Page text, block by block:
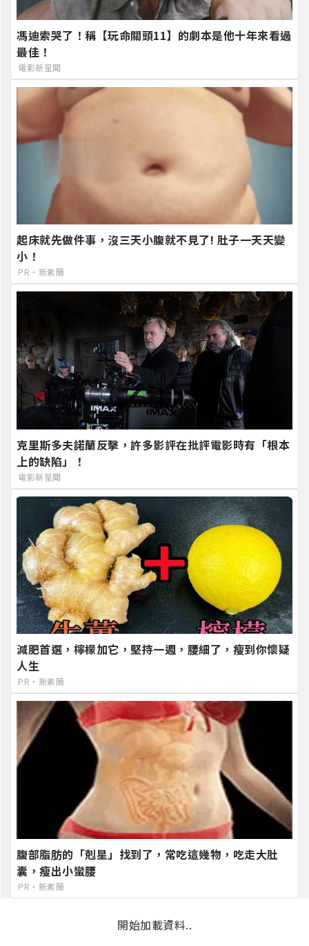
馮迪索哭了！稱【玩命關頭11】的劇本是他十年來看過
最佳！
電影新星聞
起床就先做件事，沒三天小腹就不見了! 肚子一天天變
小！
PR・新素簡
克里斯多夫諾蘭反擊，許多影評在批評電影時有「根本
上的缺陷」！
電影新星聞
減肥首選，檸檬加它，堅持一週，腰細了，瘦到你懷疑
人生
PR・新素簡
腹部脂肪的「剋星」找到了，常吃這幾物，吃走大肚
囊，瘦出小蠻腰
PR・新素簡
開始加載資料..